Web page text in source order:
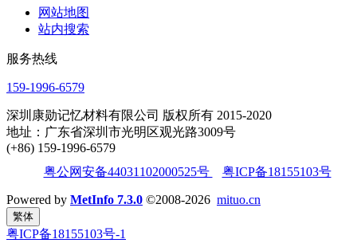
网站地图
站内搜索
服务热线
159-1996-6579
深圳康勋记忆材料有限公司 版权所有 2015-2020
地址：广东省深圳市光明区观光路3009号
(+86) 159-1996-6579
粤公网安备44031102000525号
粤ICP备18155103号
Powered by MetInfo 7.3.0 ©2008-2026 mituo.cn
繁体
粤ICP备18155103号-1